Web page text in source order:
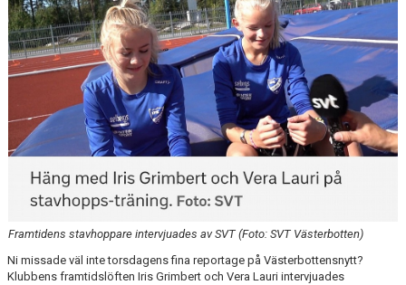
TRÄNARE
LÄNKAR
BLODOMLOPPET
FAQ
ANTIDOPING
Framtidens stavhoppare intervjuades av SVT (Foto: SVT Västerbotten)
Ni missade väl inte torsdagens fina reportage på Västerbottensnytt?
Klubbens framtidslöften Iris Grimbert och Vera Lauri intervjuades